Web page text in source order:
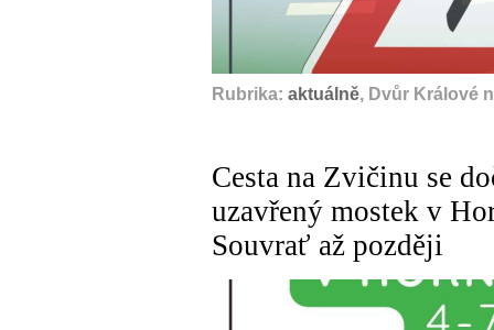
Rubrika: aktuálně, Dvůr Králové
Cesta na Zvičinu se
uzavřený mostek v
Souvrať až později